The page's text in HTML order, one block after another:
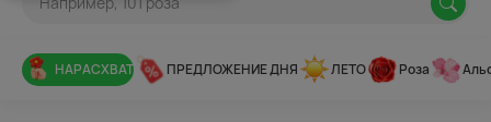
НАРАСХВАТ ПРЕДЛОЖЕНИЕ ДНЯ ЛЕТО Роза